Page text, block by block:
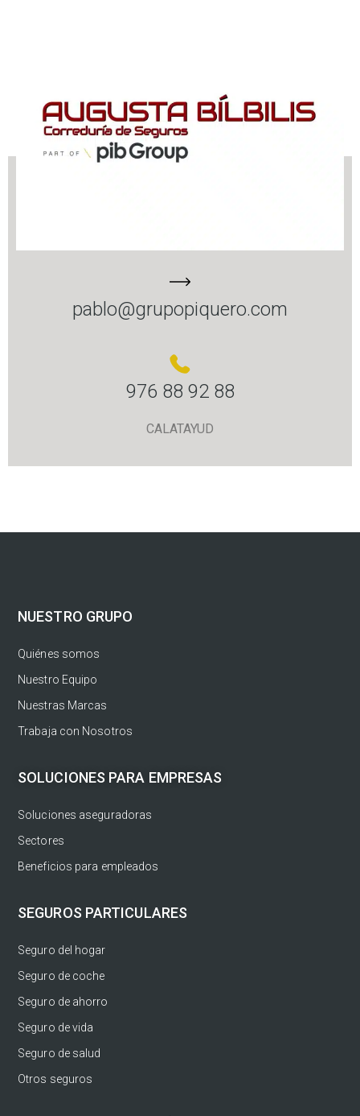
pablo@grupopiquero.com
976 88 92 88
CALATAYUD
NUESTRO GRUPO
Quiénes somos
Nuestro Equipo
Nuestras Marcas
Trabaja con Nosotros
SOLUCIONES PARA EMPRESAS
Soluciones aseguradoras
Sectores
Beneficios para empleados
SEGUROS PARTICULARES
Seguro del hogar
Seguro de coche
Seguro de ahorro
Seguro de vida
Seguro de salud
Otros seguros